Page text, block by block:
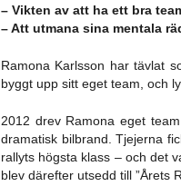
– Vikten av att ha ett bra
– Att utmana sina mentala
Ramona Karlsson har tävlat
byggt upp sitt eget team, och
2012 drev Ramona eget
dramatisk bilbrand. Tjejerna
rallyts högsta klass – och det
blev därefter utsedd till ”Årets